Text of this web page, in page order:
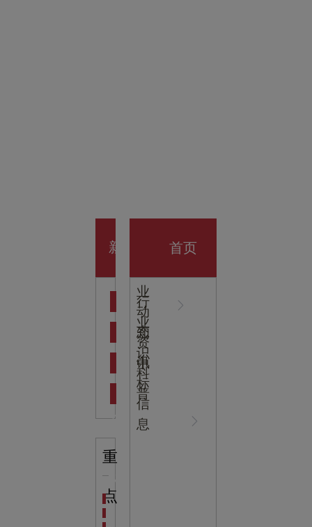
开业大
吉
新
心
NEWS
业
动
态
行
业
资
讯
知
识
科
普
中
标
信
息
重
点海洋馆设计建设方案：展示内容和互动体验设计
首页